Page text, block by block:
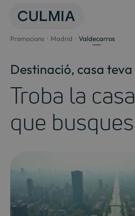
Promocions Madrid Valdecarros
Destinació, casa teva
Troba la casa
que busques